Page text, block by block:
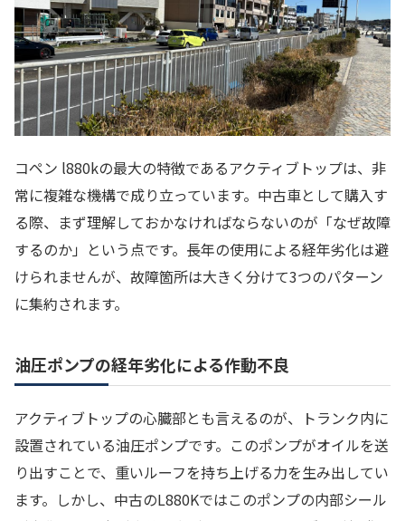
コペン l880kの最大の特徴であるアクティブトップは、非
常に複雑な機構で成り立っています。中古車として購入す
る際、まず理解しておかなければならないのが「なぜ故障
するのか」という点です。長年の使用による経年劣化は避
けられませんが、故障箇所は大きく分けて3つのパターン
に集約されます。
油圧ポンプの経年劣化による作動不良
アクティブトップの心臓部とも言えるのが、トランク内に
設置されている油圧ポンプです。このポンプがオイルを送
り出すことで、重いルーフを持ち上げる力を生み出してい
ます。しかし、中古のL880Kではこのポンプの内部シール